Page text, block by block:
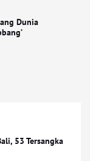
Dunia
53 Tersangka